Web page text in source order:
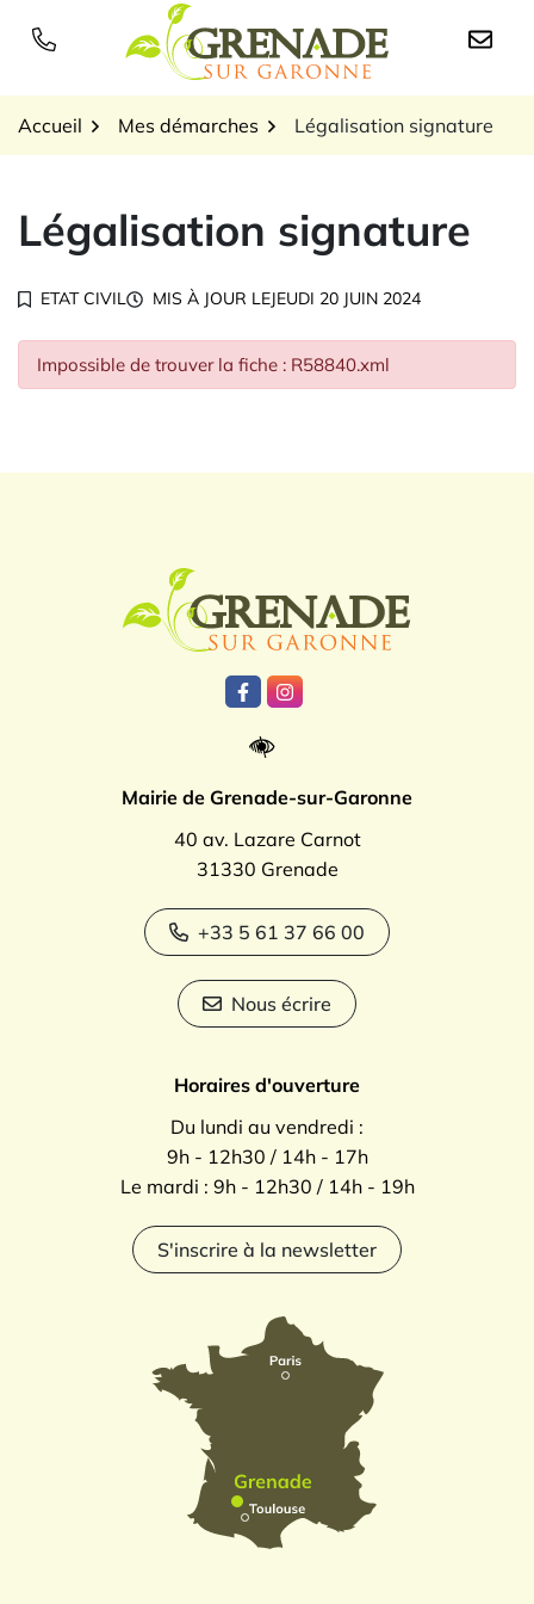
Logo Grenade sur
Accueil Mes démarches Légalisation signature
Légalisation signature
ETAT CIVIL MIS À JOUR LEJEUDI 20 JUIN 2024
Impossible de trouver la fiche : R58840.xml
Lien vers le compte Facebook
Lien vers le compte
Mairie de Grenade-sur-Garonne
40 av. Lazare Carnot
31330 Grenade
+33 5 61 37 66 00
Nous écrire
Horaires d'ouverture
Du lundi au vendredi :
9h - 12h30 / 14h - 17h
Le mardi : 9h - 12h30 / 14h - 19h
S'inscrire à la newsletter